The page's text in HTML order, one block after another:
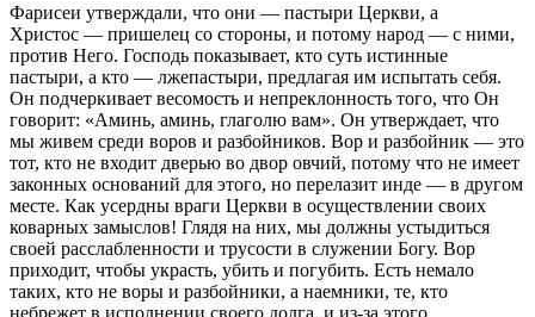
Фарисеи утверждали, что они — пастыри Церкви, а
Христос — пришелец со стороны, и потому народ — с ними,
против Него. Господь показывает, кто суть истинные
пастыри, а кто — лжепастыри, предлагая им испытать себя.
Он подчеркивает весомость и непреклонность того, что Он
говорит: «Аминь, аминь, глаголю вам». Он утверждает, что
мы живем среди воров и разбойников. Вор и разбойник — это
тот, кто не входит дверью во двор овчий, потому что не имеет
законных оснований для этого, но перелазит инде — в другом
месте. Как усердны враги Церкви в осуществлении своих
коварных замыслов! Глядя на них, мы должны устыдиться
своей расслабленности и трусости в служении Богу. Вор
приходит, чтобы украсть, убить и погубить. Есть немало
таких, кто не воры и разбойники, а наемники, те, кто
небрежет в исполнении своего долга, и из-за этого